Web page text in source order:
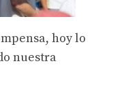
hoy lo
nuestra